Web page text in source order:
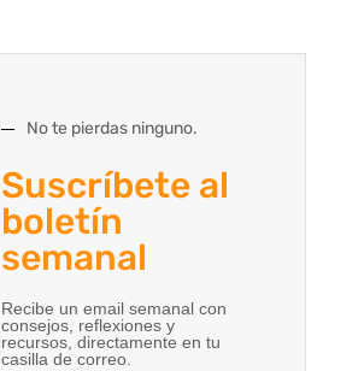
No te pierdas ninguno.
Suscríbete al
boletín
semanal
Recibe un email semanal con
consejos, reflexiones y
recursos, directamente en tu
casilla de correo.